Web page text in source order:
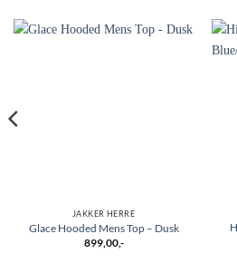
JAKKER HERRE
Glace Hooded Mens Top – Dusk
899,00,-